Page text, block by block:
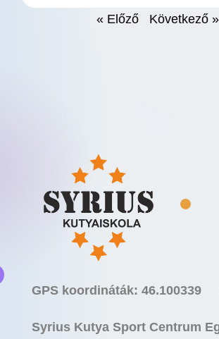
« Előző Következő »
GPS koordináták: 46.100339
Syrius Kutya Sport Centrum